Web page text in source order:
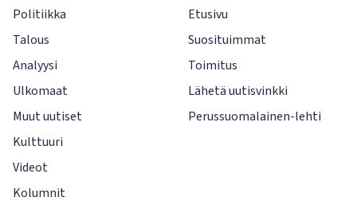
Politiikka
Talous
Analyysi
Ulkomaat
Muut uutiset
Kulttuuri
Videot
Kolumnit
Etusivu
Suosituimmat
Toimitus
Lähetä uutisvinkki
Perussuomalainen-lehti